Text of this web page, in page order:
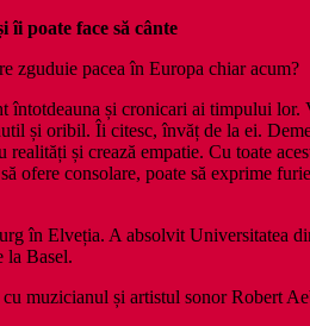
îi poate face să cânte
zguduie pacea în Europa chiar acum?
întotdeauna și cronicari ai timpului
și oribil. Îi citesc, învăț de la ei.
realități și crează empatie. Cu toate
ofere consolare, poate să exprime
în Elveția. A absolvit Universitatea
la Basel.
muzicianul și artistul sonor Robert